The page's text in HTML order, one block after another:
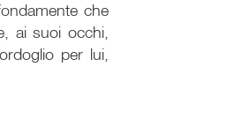
che
ai suoi occhi,
per lui,